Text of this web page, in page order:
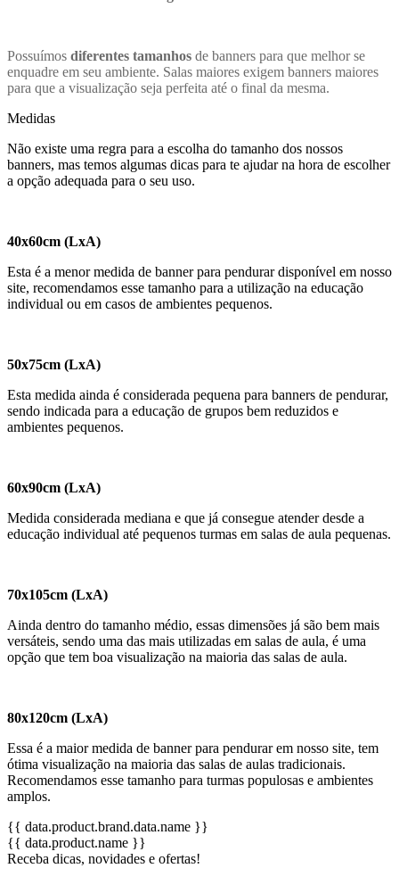
Possuímos diferentes tamanhos de banners para que melhor se
enquadre em seu ambiente. Salas maiores exigem banners maiores
para que a visualização seja perfeita até o final da mesma.
Medidas
Não existe uma regra para a escolha do tamanho dos nossos
banners, mas temos algumas dicas para te ajudar na hora de escolher
a opção adequada para o seu uso.
40x60cm (LxA)
Esta é a menor medida de banner para pendurar disponível em nosso
site, recomendamos esse tamanho para a utilização na educação
individual ou em casos de ambientes pequenos.
50x75cm (LxA)
Esta medida ainda é considerada pequena para banners de pendurar,
sendo indicada para a educação de grupos bem reduzidos e
ambientes pequenos.
60x90cm (LxA)
Medida considerada mediana e que já consegue atender desde a
educação individual até pequenos turmas em salas de aula pequenas.
70x105cm (LxA)
Ainda dentro do tamanho médio, essas dimensões já são bem mais
versáteis, sendo uma das mais utilizadas em salas de aula, é uma
opção que tem boa visualização na maioria das salas de aula.
80x120cm (LxA)
Essa é a maior medida de banner para pendurar em nosso site, tem
ótima visualização na maioria das salas de aulas tradicionais.
Recomendamos esse tamanho para turmas populosas e ambientes
amplos.
{{ data.product.brand.data.name }}
{{ data.product.name }}
Receba dicas, novidades e ofertas!